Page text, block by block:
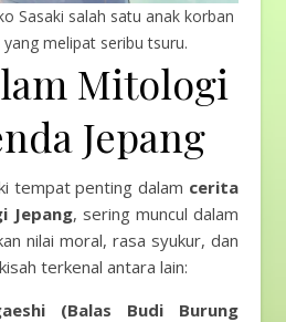
Sasaki salah satu anak korban
melipat seribu tsuru.
Mitologi
Jepang
tempat penting dalam cerita
Jepang, sering muncul dalam
nilai moral, rasa syukur, dan
terkenal antara lain:
(Balas Budi Burung